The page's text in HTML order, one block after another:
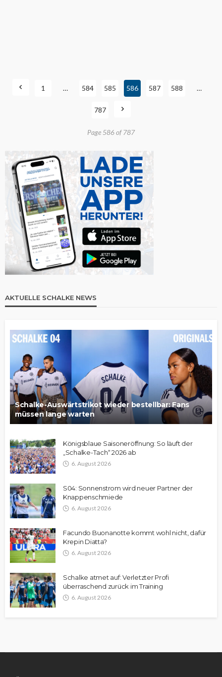
1 … 584 585 586 587 588 …
787
Page 586 of 787
AKTUELLE SCHALKE NEWS
Schalke-Auswärtstrikot wieder bestellbar: Fans
müssen lange warten
Königsblaue Saisoneröffnung: So läuft der
„Schalke-Tach“ 2026 ab
6. August 2026
S04: Sonnenstrom wird neuer Partner der
Knappenschmiede
6. August 2026
Facundo Buonanotte kommt wohl nicht, dafür
Krepin Diatta?
6. August 2026
Schalke atmet auf: Verletzter Profi
überraschend zurück im Training
6. August 2026